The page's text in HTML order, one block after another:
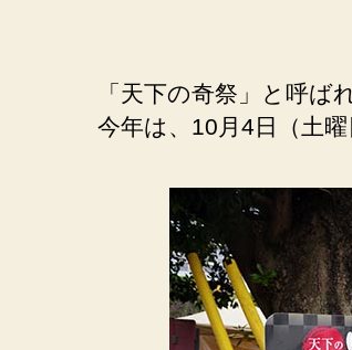
「天下の奇祭」と呼
今年は、10月4日（土曜